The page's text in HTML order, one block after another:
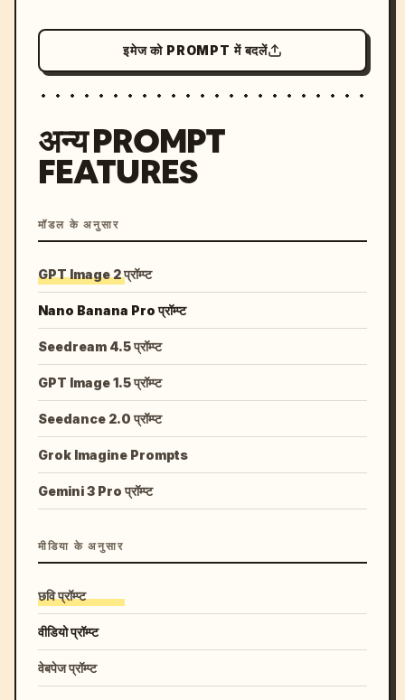
इमेज को PROMPT में बदलें
अन्य PROMPT
FEATURES
मॉडल के अनुसार
GPT Image 2 प्रॉम्प्ट
Nano Banana Pro प्रॉम्प्ट
Seedream 4.5 प्रॉम्प्ट
GPT Image 1.5 प्रॉम्प्ट
Seedance 2.0 प्रॉम्प्ट
Grok Imagine Prompts
Gemini 3 Pro प्रॉम्प्ट
मीडिया के अनुसार
छवि प्रॉम्प्ट
वीडियो प्रॉम्प्ट
वेबपेज प्रॉम्प्ट